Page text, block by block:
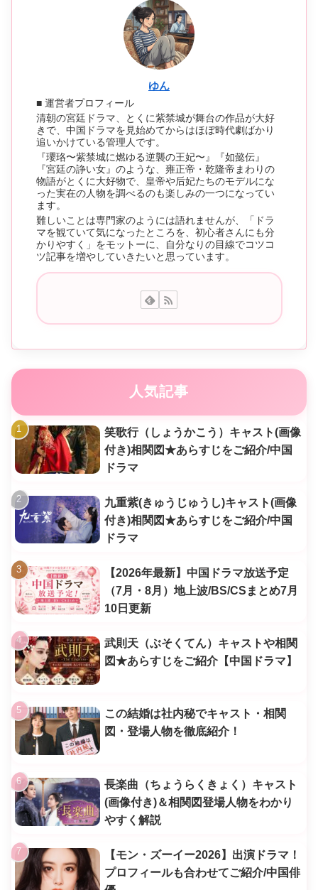
ゆん
■ 運営者プロフィール
清朝の宮廷ドラマ、とくに紫禁城が舞台の作品が大好
きで、中国ドラマを見始めてからはほぼ時代劇ばかり
追いかけている管理人です。
『瓔珞〜紫禁城に燃ゆる逆襲の王妃〜』『如懿伝』
『宮廷の諍い女』のような、雍正帝・乾隆帝まわりの
物語がとくに大好物で、皇帝や后妃たちのモデルにな
った実在の人物を調べるのも楽しみの一つになってい
ます。
難しいことは専門家のようには語れませんが、「ドラ
マを観ていて気になったところを、初心者さんにも分
かりやすく」をモットーに、自分なりの目線でコツコ
ツ記事を増やしていきたいと思っています。
人気記事
笑歌行（しょうかこう）キャスト(画像
付き)相関図★あらすじをご紹介/中国
ドラマ
九重紫(きゅうじゅうし)キャスト(画像
付き)相関図★あらすじをご紹介/中国
ドラマ
【2026年最新】中国ドラマ放送予定
（7月・8月）地上波/BS/CSまとめ7月
10日更新
武則天（ぶそくてん）キャストや相関
図★あらすじをご紹介【中国ドラマ】
この結婚は社内秘でキャスト・相関
図・登場人物を徹底紹介！
長楽曲（ちょうらくきょく）キャスト
(画像付き)＆相関図登場人物をわかり
やすく解説
【モン・ズーイー2026】出演ドラマ！
プロフィールも合わせてご紹介/中国俳